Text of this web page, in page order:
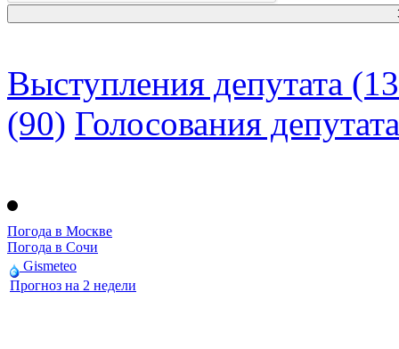
Выступления депутата
(90) Голосования депутата
Погода в Москве
Погода в Сочи
Gismeteo
Прогноз на 2 недели